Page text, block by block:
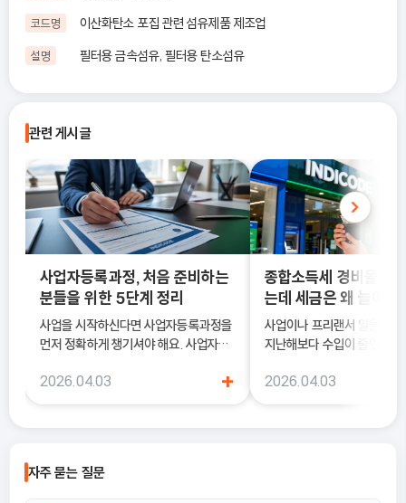
코드명 이산화탄소 포집 관련 섬유제품 제조업
설명 필터용 금속섬유, 필터용 탄소섬유
관련 게시글
사업자등록과정, 처음 준비하는
분들을 위한 5단계 정리
사업을 시작하신다면 사업자등록과정을
먼저 정확하게 챙기셔야 해요. 사업자등
국세청에 정식으로 사업을 시작한다고
2026.04.03 +
종합소득세 경비율, 수
는데 세금은 왜 늘어날
사업이나 프리랜서 일을 하
지난해보다 수입이 줄었는
더 늘어난 것처럼 느껴질 때
2026.04.03
자주 묻는 질문